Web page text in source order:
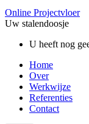
Online Projectvloer
Uw stalendoosje
U heeft nog
Home
Over
Werkwijze
Referenties
Contact